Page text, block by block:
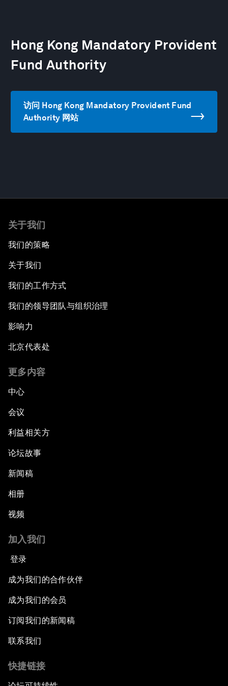
Hong Kong Mandatory Provident
Fund Authority
访问 Hong Kong Mandatory Provident Fund
Authority 网站
关于我们
我们的策略
关于我们
我们的工作方式
我们的领导团队与组织治理
影响力
北京代表处
更多内容
中心
会议
利益相关方
论坛故事
新闻稿
相册
视频
加入我们
登录
成为我们的合作伙伴
成为我们的会员
订阅我们的新闻稿
联系我们
快捷链接